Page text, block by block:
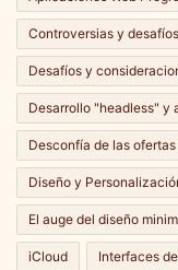
Controversias y
Desafíos y
Desarrollo "headless" y
Desconfía de las
Diseño y
El auge del diseño
iCloud Interfaces